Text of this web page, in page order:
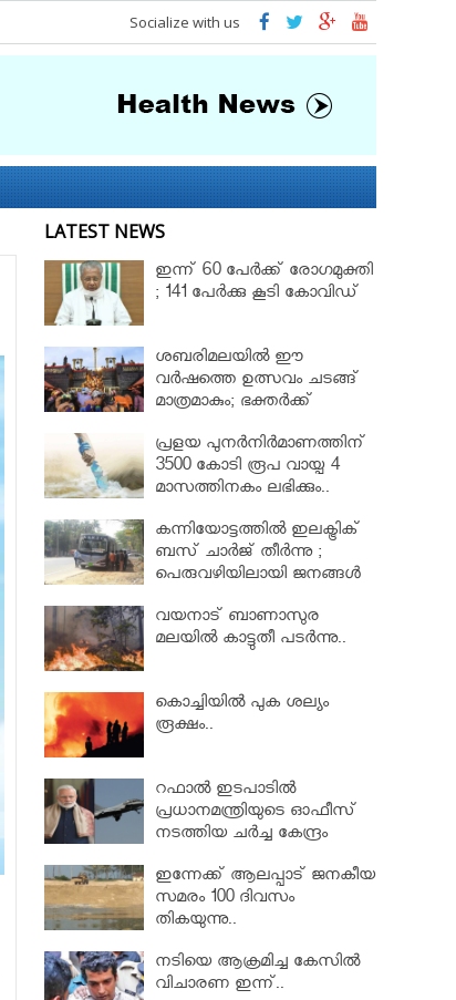
Socialize with us
LATEST NEWS
ഇന്ന് 60 പേർക്ക് രോഗമുക്തി
; 141 പേര്‍ക്കു കൂടി കോവിഡ്
ശബരിമലയില്‍ ഈ
വർഷത്തെ ഉത്സവം ചടങ്ങ്
മാത്രമാകും; ഭക്തർക്ക്
പ്രളയ പുനർനിർമാണത്തിന്
3500 കോടി രൂപ വായ്പ 4
മാസത്തിനകം ലഭിക്കും..
കന്നിയോട്ടത്തില്‍ ഇലക്ട്രിക്
ബസ് ചാര്‍ജ് തീര്‍ന്നു ;
പെരുവഴിയിലായി ജനങ്ങൾ
വയനാട് ബാണാസുര
മലയില്‍ കാട്ടുതീ പടർന്നു..
കൊച്ചിയിൽ പുക ശല്യം
രൂക്ഷം..
റഫാൽ ഇടപാടിൽ
പ്രധാനമന്ത്രിയുടെ ഓഫീസ്
നടത്തിയ ചർച്ച കേന്ദ്രം
മറച്ചുവച്ചു
ഇന്നേക്ക് ആലപ്പാട് ജനകീയ
സമരം 100 ദിവസം
തികയുന്നു..
നടിയെ ആക്രമിച്ച കേസിൽ
വിചാരണ ഇന്ന്..